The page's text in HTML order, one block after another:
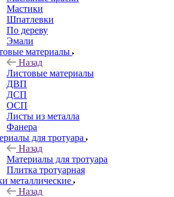
Мастики
Шпатлевки
По дереву
Эмали
материалы
Назад
Листовые материалы
ДВП
ДСП
ОСП
Листы из металла
Фанера
для тротуара
Назад
Материалы для тротуара
Плитка тротуарная
металлические
Назад